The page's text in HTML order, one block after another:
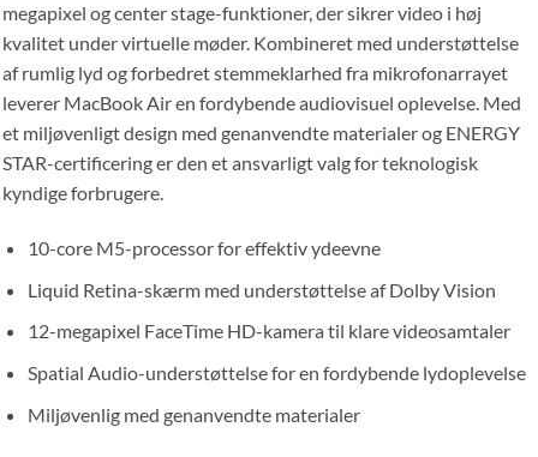
megapixel og center stage-funktioner, der sikrer video i høj
kvalitet under virtuelle møder. Kombineret med understøttelse
af rumlig lyd og forbedret stemmeklarhed fra mikrofonarrayet
leverer MacBook Air en fordybende audiovisuel oplevelse. Med
et miljøvenligt design med genanvendte materialer og ENERGY
STAR-certificering er den et ansvarligt valg for teknologisk
kyndige forbrugere.
10-core M5-processor for effektiv ydeevne
Liquid Retina-skærm med understøttelse af Dolby Vision
12-megapixel FaceTime HD-kamera til klare videosamtaler
Spatial Audio-understøttelse for en fordybende lydoplevelse
Miljøvenlig med genanvendte materialer